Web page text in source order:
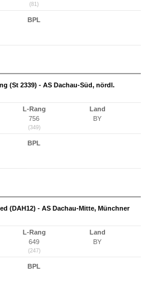
(81)
BPL
(St 2339) - AS Dachau-Süd, nördl.
L-Rang
756
(349)
Land
BY
BPL
(DAH12) - AS Dachau-Mitte, Münchner
L-Rang
649
(247)
Land
BY
BPL